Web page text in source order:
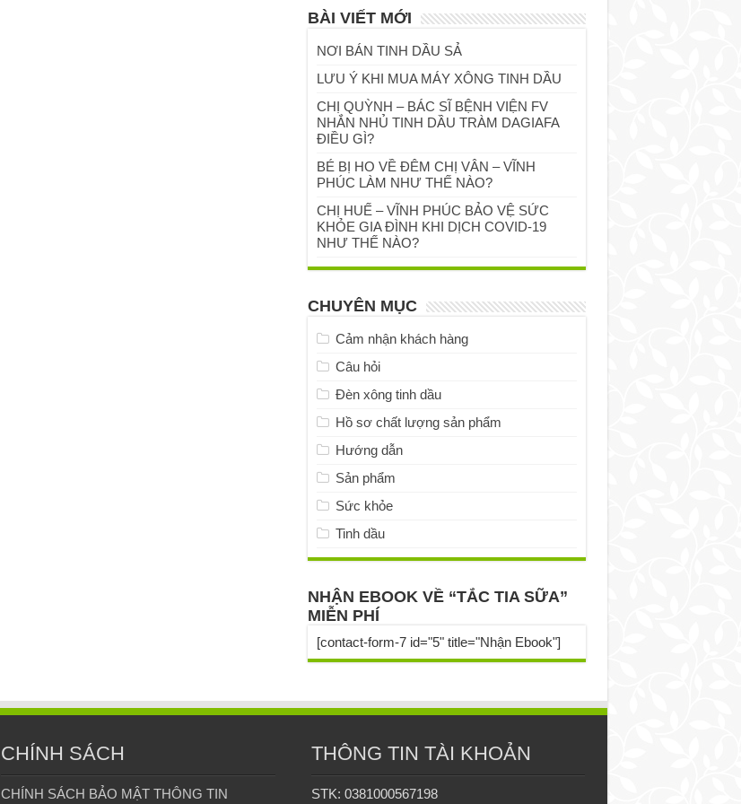
BÀI VIẾT MỚI
NƠI BÁN TINH DẦU SẢ
LƯU Ý KHI MUA MÁY XÔNG TINH DẦU
CHỊ QUỲNH – BÁC SĨ BỆNH VIỆN FV
NHẮN NHỦ TINH DẦU TRÀM DAGIAFA
ĐIỀU GÌ?
BÉ BỊ HO VỀ ĐÊM CHỊ VÂN – VĨNH
PHÚC LÀM NHƯ THẾ NÀO?
CHỊ HUẾ – VĨNH PHÚC BẢO VỆ SỨC
KHỎE GIA ĐÌNH KHI DỊCH COVID-19
NHƯ THẾ NÀO?
CHUYÊN MỤC
Cảm nhận khách hàng
Câu hỏi
Đèn xông tinh dầu
Hồ sơ chất lượng sản phẩm
Hướng dẫn
Sản phẩm
Sức khỏe
Tinh dầu
NHẬN EBOOK VỀ “TẮC TIA SỮA”
MIỄN PHÍ
[contact-form-7 id="5" title="Nhận Ebook"]
CHÍNH SÁCH
CHÍNH SÁCH BẢO MẬT THÔNG TIN
THÔNG TIN TÀI KHOẢN
STK: 0381000567198